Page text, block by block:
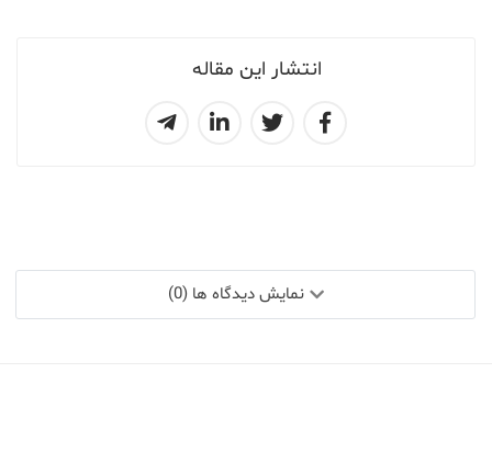
انتشار این مقاله
نمایش دیدگاه ها (0)